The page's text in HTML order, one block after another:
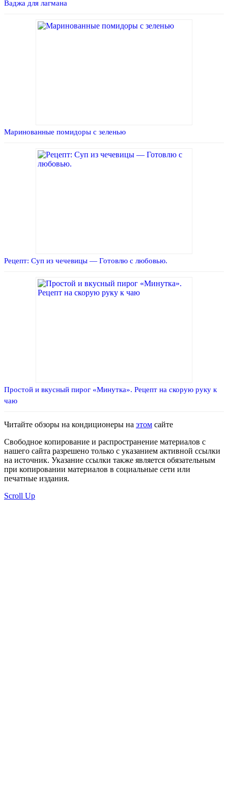
Ваджа для лагмана
Маринованные помидоры с зеленью
Рецепт: Суп из чечевицы — Готовлю с любовью.
Простой и вкусный пирог «Минутка». Рецепт на скорую руку к
чаю
Читайте обзоры на кондиционеры на этом сайте
Свободное копирование и распространение материалов с
нашего сайта разрешено только с указанием активной ссылки
на источник. Указание ссылки также является обязательным
при копировании материалов в социальные сети или
печатные издания.
Scroll Up